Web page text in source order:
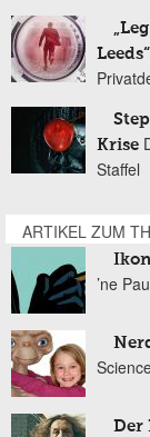
Krise
Staffel
ARTIKEL ZUM
’ne
Der